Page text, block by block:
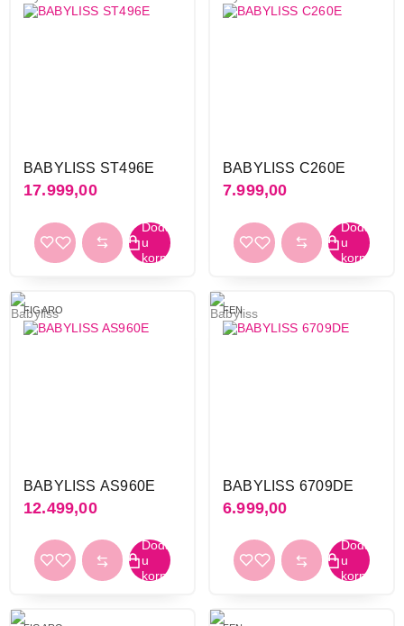
BABYLISS ST496E
17.999,00
BABYLISS C260E
7.999,00
FIGARO
BABYLISS AS960E
12.499,00
FEN
BABYLISS 6709DE
6.999,00